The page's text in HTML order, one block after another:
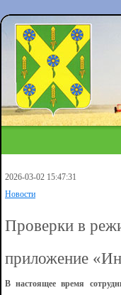
2026-03-02 15:47:31
Новости
Проверки в
приложение
В настоящее время